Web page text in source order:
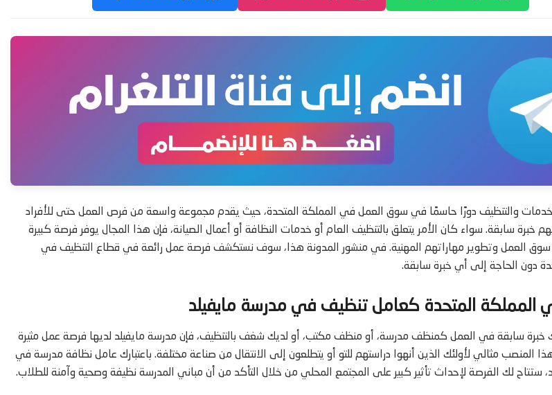
والتنظيف دورًا حاسمًا في سوق العمل في المملكة المتحدة، حيث يقدم مجموعة واسعة من فرص العمل حتى للأفراد
خبرة سابقة. سواء كان الأمر يتعلق بالتنظيف العام أو خدمات النظافة أو أعمال الصيانة، فإن هذا المجال يوفر فرصة كبيرة
سوق العمل وتطوير مهاراتهم المهنية. في منشور المدونة هذا، سوف نستكشف فرصة عمل رائعة في قطاع التنظيف في
دون الحاجة إلى أي خبرة سابقة.
المملكة المتحدة كعامل تنظيف في مدرسة مايفيلد
خبرة سابقة في العمل كمنظف مدرسة، أو منظف مكتب، أو لديك شغف بالتنظيف، فإن مدرسة مايفيلد لديها فرصة عمل مثيرة
المنصب مثالي لأولئك الذين أنهوا دراستهم للتو أو يتطلعون إلى الانتقال من صناعة مختلفة. باعتبارك عامل نظافة مدرسة في
ستتاح لك الفرصة لإحداث تأثير كبير على المجتمع المحلي من خلال التأكد من أن مباني المدرسة نظيفة وصحية وآمنة للطلاب.